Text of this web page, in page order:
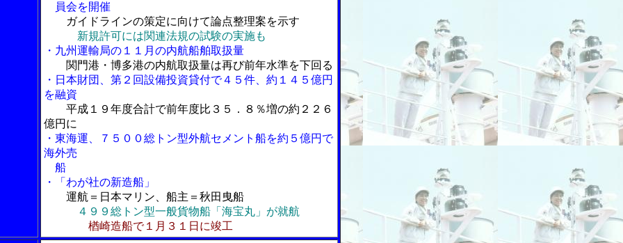
員会を開催
ガイドラインの策定に向けて論点整理案を示す
新規許可には関連法規の試験の実施も
・九州運輸局の１１月の内航船舶取扱量
関門港・博多港の内航取扱量は再び前年水準を下回る
・日本財団、第２回設備投資貸付で４５件、約１４５億円
を融資
平成１９年度合計で前年度比３５．８％増の約２２６
億円に
・東海運、７５００総トン型外航セメント船を約５億円で
海外売
船
・「わが社の新造船」
運航＝日本マリン、船主＝秋田曳船
４９９総トン型一般貨物船「海宝丸」が就航
楢崎造船で１月３１日に竣工